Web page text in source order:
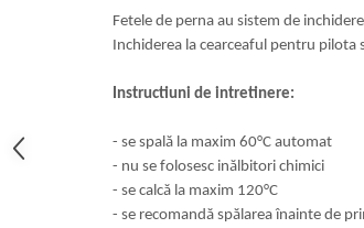
Bumbac 100% Poplin Hobby
Bumbac 100%
Lenjerii Matase
Lenjerii Creponate
Lenjerii pentru PASTE
Fetele de perna au sistem de
Inchiderea la cearceaful pentru pilota
Instructiuni de intretinere:
- se spală la maxim 60°C automat
- nu se folosesc inălbitori chimici
- se calcă la maxim 120°C
- se recomandă spălarea înainte de